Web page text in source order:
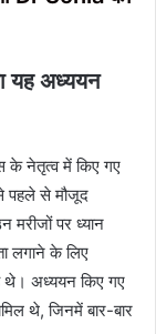
यह अध्ययन
के नेतृत्व में किए गए
पहले से मौजूद
मरीजों पर ध्यान
लगाने के लिए
थे। अध्ययन किए गए
थे, जिनमें बार-बार